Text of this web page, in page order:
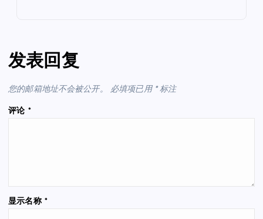
发表回复
您的邮箱地址不会被公开。 必填项已用 *标注
评论 *
显示名称 *